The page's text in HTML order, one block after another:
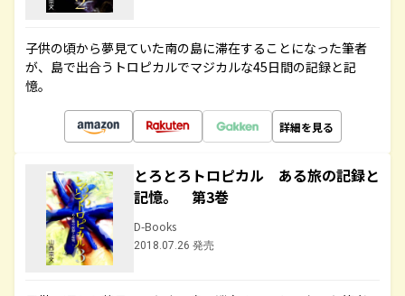
子供の頃から夢見ていた南の島に滞在することになった筆者
が、島で出合うトロピカルでマジカルな45日間の記録と記
憶。
詳細を見る
とろとろトロピカル ある旅の記録と
記憶。 第3巻
D-Books
2018.07.26 発売